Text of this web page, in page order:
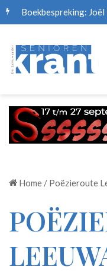
Boekbespreking: Joël
Home / Poëzieroute